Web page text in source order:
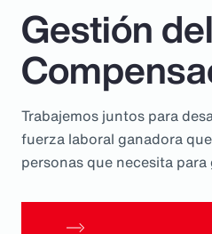
Gestión
Trabajemos juntos para
fuerza laboral ganadora
personas que necesita